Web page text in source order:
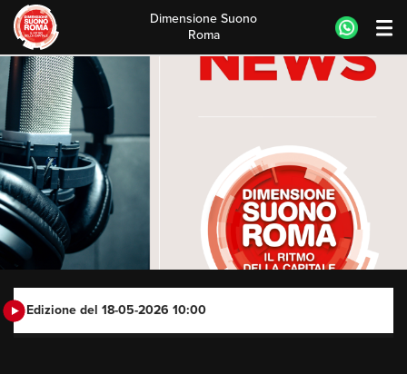
Skip
to
content
Dimensione Suono
Roma
Edizione del 18-05-2026 10:00